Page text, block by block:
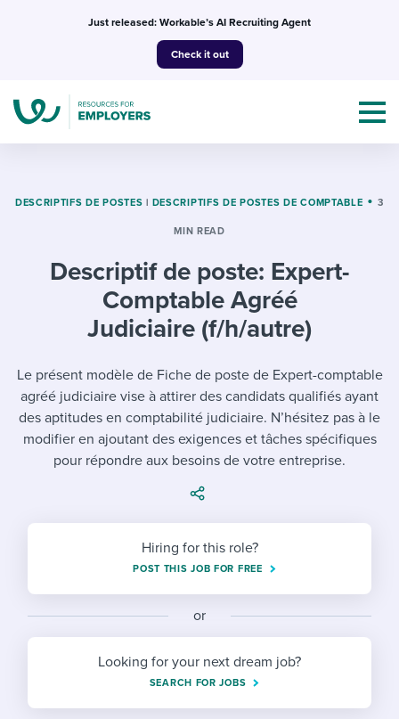
Just released: Workable’s AI Recruiting Agent
Check it out
I NEED HELP WITH...
Mobilizing AI in my work
Evaluating candidates
Working together with others
Maintaining hiring pipelines
Developing & retaining people
Ensuring compliance
Digitizing work processes
Templates & Guides
I WANT...
Job description templates
Interview question templates
Policy templates
Onboarding checklists
Step-by-step tutorials
HR terms
Workable Academy
I’m a jobseeker
Applying for a job
Interview process
Pay & benefits
Career development
Modern working life
Overall career resources
Attend webinars & events
Workable customer stories
Explore Workable
Start a free trial
DESCRIPTIFS DE POSTES | DESCRIPTIFS DE POSTES DE COMPTABLE 3
MIN READ
Descriptif de poste: Expert-
Comptable Agréé
Judiciaire (f/h/autre)
Le présent modèle de Fiche de poste de Expert-comptable
agréé judiciaire vise à attirer des candidats qualifiés ayant
des aptitudes en comptabilité judiciaire. N’hésitez pas à le
modifier en ajoutant des exigences et tâches spécifiques
pour répondre aux besoins de votre entreprise.
Hiring for this role?
POST THIS JOB FOR FREE
or
Looking for your next dream job?
SEARCH FOR JOBS